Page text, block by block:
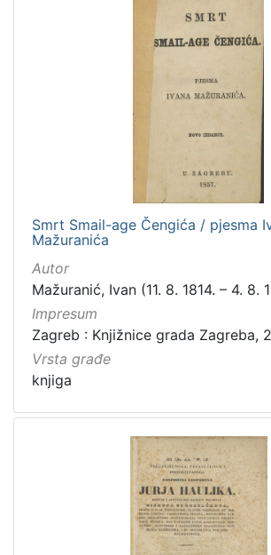
Smrt Smail-age Čengića / pjesma
Mažuranića
Autor
Mažuranić, Ivan (11. 8. 1814. – 4. 8.
Impresum
Zagreb : Knjižnice grada Zagreba,
Vrsta građe
knjiga